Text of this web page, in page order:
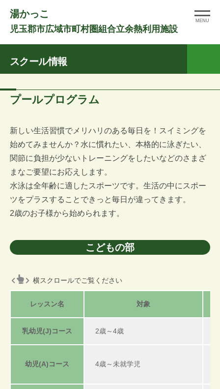
へ
ス
湯かっこ
児玉郡市広域市町村圏組合立余熱利用施設
MENU
スクール情報
ス
ー
ル
情
報
2026
年
9
by
moco
プールプログラム
新しい生活習慣でメリハリのある毎日を！スイミングを
始めてみませんか？水に慣れたい、本格的に泳ぎたい、
関節に負担が少ないトレーニングをしたいなどのさまざ
まなご要望にお応えします。
水泳は全年齢に適したスポーツです。生活の中にスポー
ツをプラスすることできっと毎日が違ってきます。
2歳のお子様から始められます。
こどもの部
横スクロールでご覧ください
レッスン名 対象
乳幼児(J)コース 2歳～4歳
幼児(A)コース 4歳～未就学児